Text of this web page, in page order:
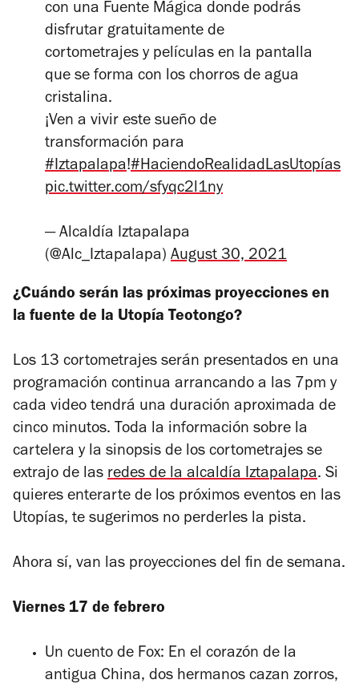
con una Fuente Mágica donde podrás
disfrutar gratuitamente de
cortometrajes y películas en la pantalla
que se forma con los chorros de agua
cristalina.
¡Ven a vivir este sueño de
transformación para
#Iztapalapa!#HaciendoRealidadLasUtopías
pic.twitter.com/sfyqc2l1ny
— Alcaldía Iztapalapa
(@Alc_Iztapalapa) August 30, 2021
¿Cuándo serán las próximas proyecciones en
la fuente de la Utopía Teotongo?
Los 13 cortometrajes serán presentados en una
programación continua arrancando a las 7pm y
cada video tendrá una duración aproximada de
cinco minutos. Toda la información sobre la
cartelera y la sinopsis de los cortometrajes se
extrajo de las redes de la alcaldía Iztapalapa. Si
quieres enterarte de los próximos eventos en las
Utopías, te sugerimos no perderles la pista.
Ahora sí, van las proyecciones del fin de semana.
Viernes 17 de febrero
Un cuento de Fox: En el corazón de la
antigua China, dos hermanos cazan zorros,